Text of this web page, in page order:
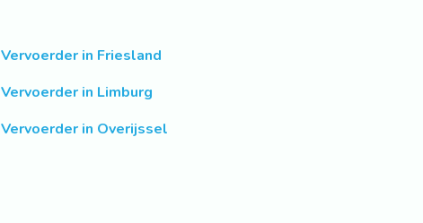
Vervoerder in Friesland
Vervoerder in Limburg
Vervoerder in Overijssel